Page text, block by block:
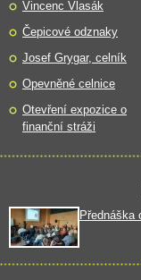
Vincenc Vlasák
Čepicové odznaky
Josef Grygar, celník
Opevněné celnice
Otevření expozice o
finanční stráži
Přednáška